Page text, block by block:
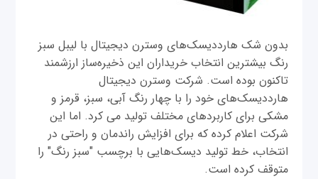
بدون شک هارددیسک‌های وسترن دیجیتال با لیبل سبز
رنگ بیشترین انتخاب خریداران این ذخیره‌ساز ارزشمند
تاکنون بوده است. شرکت وسترن دیجیتال
هارددیسک‌های خود را با چهار رنگ آبی، سبز، قرمز و
مشکی برای کاربردهای مختلف تولید می کرد. اما این
شرکت اعلام کرده که برای افزایش راندمان و راحتی در
انتخاب، خط تولید دیسک‌هایی با برچسب "سبز رنگ" را
متوقف کرده است.